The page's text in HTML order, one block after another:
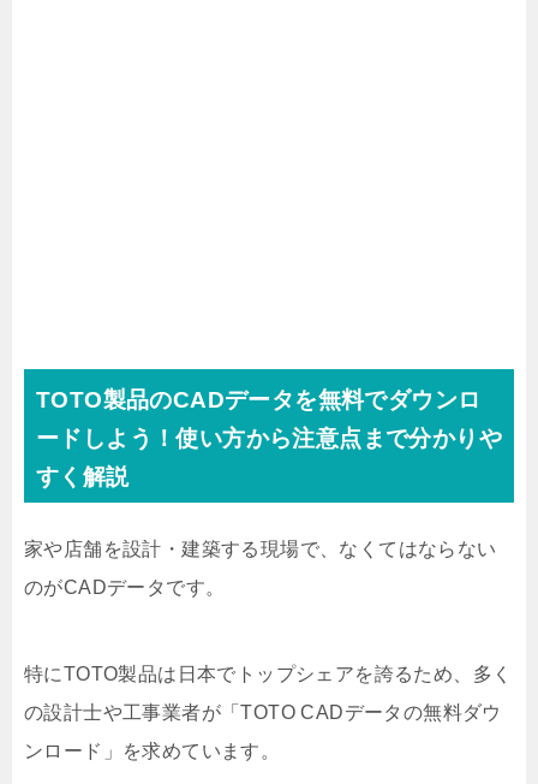
TOTO製品のCADデータを無料でダウンロ
ードしよう！使い方から注意点まで分かりや
すく解説
家や店舗を設計・建築する現場で、なくてはならない
のがCADデータです。
特にTOTO製品は日本でトップシェアを誇るため、多く
の設計士や工事業者が「TOTO CADデータの無料ダウ
ンロード」を求めています。